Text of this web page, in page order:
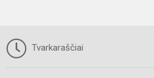
Tvarkaraščiai